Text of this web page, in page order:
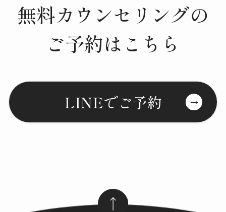
無料カウンセリングの
ご予約はこちら
LINEでご予約